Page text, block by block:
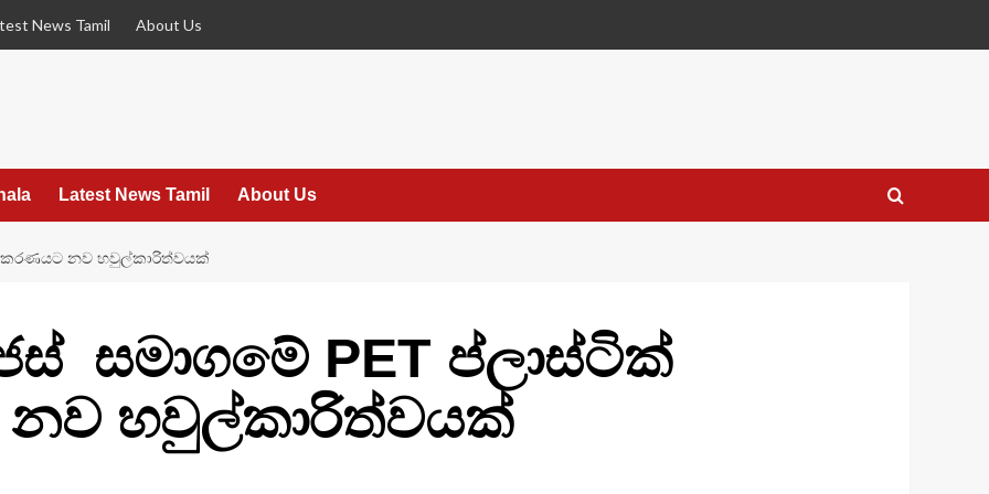
News Tamil About Us
Latest News Tamil About Us
නව හවුල්කාරිත්වයක්
සමාගමේ PET ප්ලාස්ටික්
නව හවුල්කාරිත්වයක්